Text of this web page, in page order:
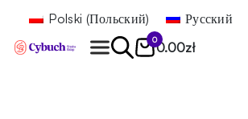
Polski (Польский) Русский
0
0.00zł